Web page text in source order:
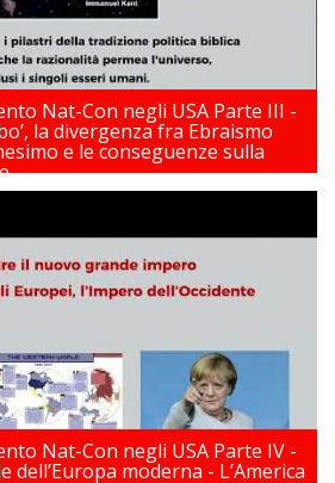
Nat-Con negli USA Parte III -
la divergenza fra Ebraismo
e le conseguenze sulla
Nat-Con negli USA Parte IV -
dell’Europa moderna - L’America